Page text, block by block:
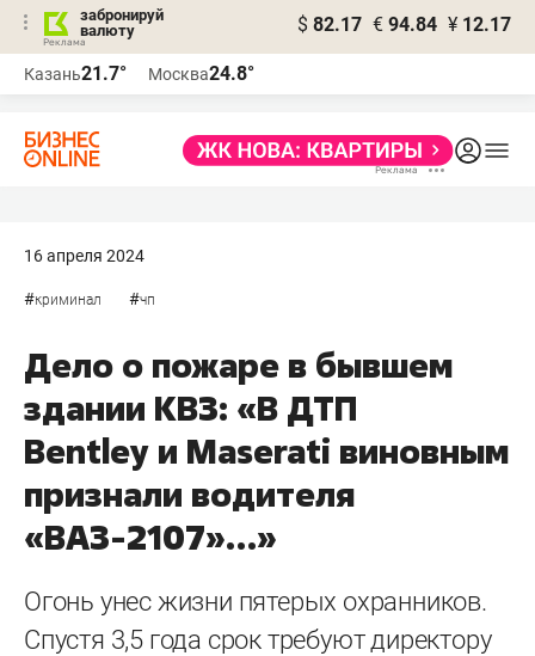
забронируй
валюту
$ 82.17 € 94.84 ¥ 12.17
Казань21.7° Москва24.8°
16 апреля 2024
#криминал #чп
Дело о пожаре в бывшем
здании КВЗ: «В ДТП
Bentley и Maserati виновным
признали водителя
«ВАЗ-2107»…»
Огонь унес жизни пятерых охранников.
Спустя 3,5 года срок требуют директору